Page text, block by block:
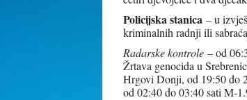
Policijska stanica – u
kriminalnih radnji ili
Radarske kontrole – od
Žrtava genocida u
Hrgovi Donji, od 19:50 do
od 02:40 do 03:40 sati M-